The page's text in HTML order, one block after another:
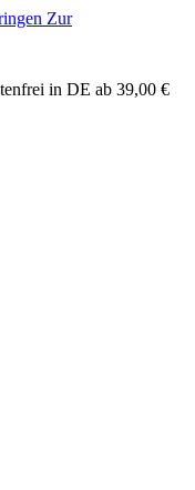
Zur
in DE ab 39,00 €